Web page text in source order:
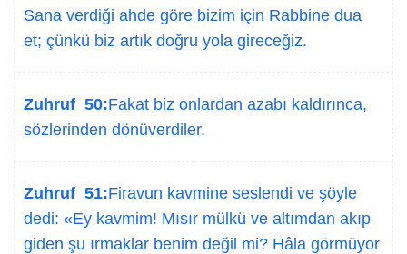
Sana verdiği ahde göre bizim için Rabbine dua
et; çünkü biz artık doğru yola gireceğiz.
Zuhruf 50:Fakat biz onlardan azabı kaldırınca,
sözlerinden dönüverdiler.
Zuhruf 51:Firavun kavmine seslendi ve şöyle
dedi: «Ey kavmim! Mısır mülkü ve altımdan akıp
giden şu ırmaklar benim değil mi? Hâla görmüyor